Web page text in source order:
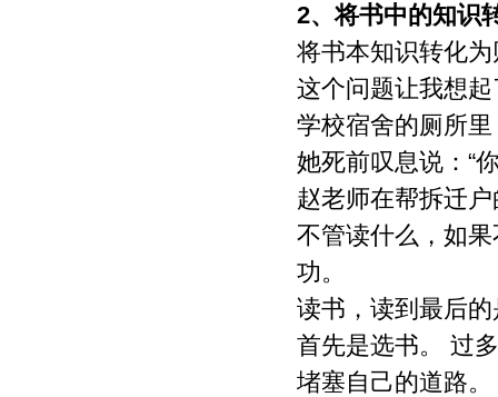
2、将书中的知识
将书本知识转化
这个问题让我想
学校宿舍的厕所
她死前叹息说：“
赵老师在帮拆迁
不管读什么，如
功。
读书，读到最后
首先是选书。 过
堵塞自己的道路。